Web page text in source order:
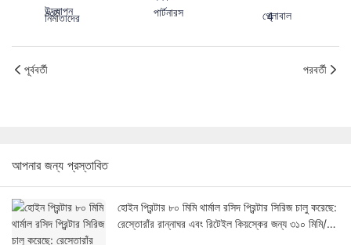
পূর্ববর্তী পরবর্তী
আপনার জন্য প্রস্তাবিত
হোইন প্রিন্টার ৮০ মিমি থার্মাল রসিদ প্রিন্টার সিরিজ চালু করেছে:
রেস্তোরাঁর রান্নাঘর এবং রিটেইল কিয়স্কের জন্য ৩১০ মিমি/